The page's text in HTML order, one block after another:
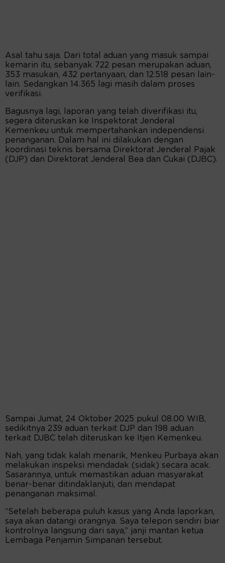
Asal tahu saja. Dari total aduan yang masuk sampai
kemarin itu, sebanyak 722 pesan merupakan aduan,
353 masukan, 432 pertanyaan, dan 12.518 pesan lain-
lain. Sedangkan 14.365 lagi masih dalam proses
verifikasi.
Bagusnya lagi, laporan yang telah diverifikasi itu,
segera diteruskan ke Inspektorat Jenderal
Kemenkeu untuk mempertahankan independensi
penanganan. Dalam hal ini dilakukan dengan
koordinasi teknis bersama Direktorat Jenderal Pajak
(DJP) dan Direktorat Jenderal Bea dan Cukai (DJBC).
Sampai Jumat, 24 Oktober 2025 pukul 08.00 WIB,
sedikitnya 239 aduan terkait DJP dan 198 aduan
terkait DJBC telah diteruskan ke Itjen Kemenkeu.
Nah, yang tidak kalah menarik, Menkeu Purbaya akan
melakukan inspeksi mendadak (sidak) secara acak.
Sasarannya, untuk memastikan aduan masyarakat
benar-benar ditindaklanjuti, dan mendapat
penanganan maksimal.
“Setelah beberapa puluh kasus yang Anda laporkan,
saya akan datangi orangnya. Saya telepon sendiri biar
kontrolnya langsung dari saya,” janji mantan ketua
Lembaga Penjamin Simpanan tersebut.